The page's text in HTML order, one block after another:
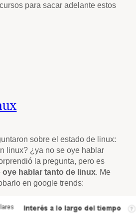
para sacar adelante estos
sobre el estado de linux:
linux? ¿ya no se oye hablar
la pregunta, pero es
oye hablar tanto de linux. Me
en google trends: